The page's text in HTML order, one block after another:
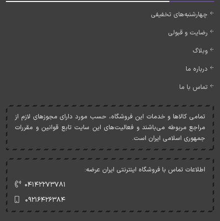
چهارشنبه‌های تخفیفی
رضایت و قبولی
وبلاگ
درباره ما
تماس با ما
تمامی کالاها و خدمات اين فروشگاه، حسب مورد دارای مجوزهای لازم از
مراجع مربوطه می‌باشند و فعاليت‌های اين سايت تابع قوانين و مقررات
جمهوری اسلامی ايران است.
اطلاعات تماس با فروشگاه اینترنتی ایران عرضه:
۰۴۱۴۲۲۷۳۷۸۱
۰۹۲۱۶۴۲۶۳۸۴